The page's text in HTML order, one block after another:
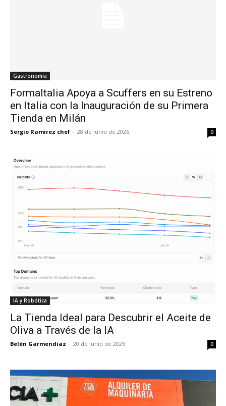
Gastronomía
FormaItalia Apoya a Scuffers en su Estreno
en Italia con la Inauguración de su Primera
Tienda en Milán
Sergio Ramirez chef - 28 de junio de 2026 0
IA y Robótica
La Tienda Ideal para Descubrir el Aceite de
Oliva a Través de la IA
Belén Garmendiaz - 20 de junio de 2026 0